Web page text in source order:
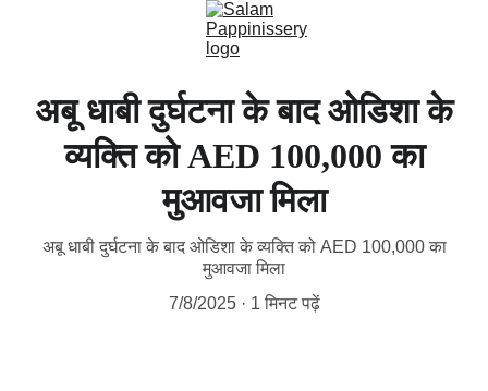
अबू धाबी दुर्घटना के बाद ओडिशा के
व्यक्ति को AED 100,000 का
मुआवजा मिला
अबू धाबी दुर्घटना के बाद ओडिशा के व्यक्ति को AED 100,000 का
मुआवजा मिला
7/8/2025
1 मिनट पढ़ें